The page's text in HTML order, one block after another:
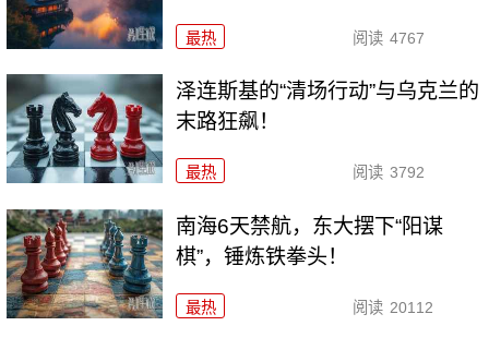
最热 阅读 4767
泽连斯基的“清场行动”与乌克兰的
末路狂飙！
最热 阅读 3792
南海6天禁航，东大摆下“阳谋
棋”，锤炼铁拳头！
最热 阅读 20112